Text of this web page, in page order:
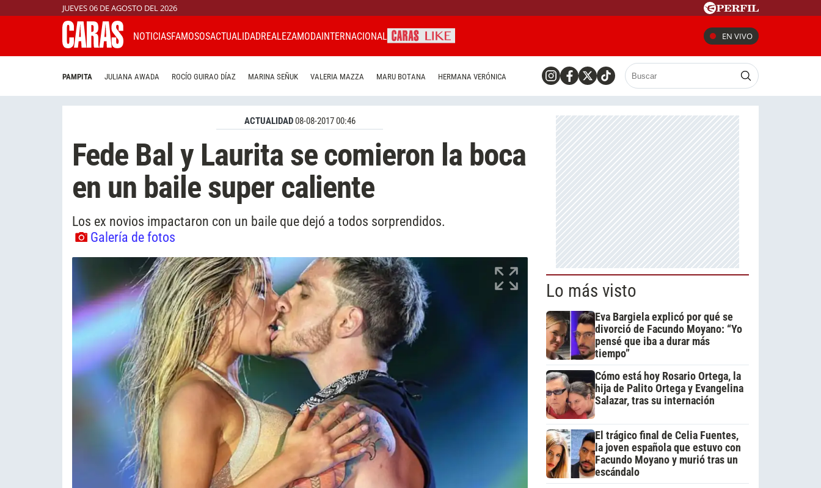
JUEVES 06 DE AGOSTO DEL 2026
NOTICIASFAMOSOSACTUALIDADREALEZAMODAINTERNACIONAL EN VIVO
PAMPITA JULIANA AWADA ROCÍO GUIRAO DÍAZ MARINA SEÑUK VALERIA MAZZA MARU BOTANA HERMANA VERÓNICA
ACTUALIDAD08-08-2017 00:46
Fede Bal y Laurita se comieron la boca
en un baile super caliente
Los ex novios impactaron con un baile que dejó a todos sorprendidos.
Galería de fotos
Lo más visto
Eva Bargiela explicó por qué se
divorció de Facundo Moyano: “Yo
pensé que iba a durar más
tiempo”
Cómo está hoy Rosario Ortega, la
hija de Palito Ortega y Evangelina
Salazar, tras su internación
El trágico final de Celia Fuentes,
la joven española que estuvo con
Facundo Moyano y murió tras un
escándalo